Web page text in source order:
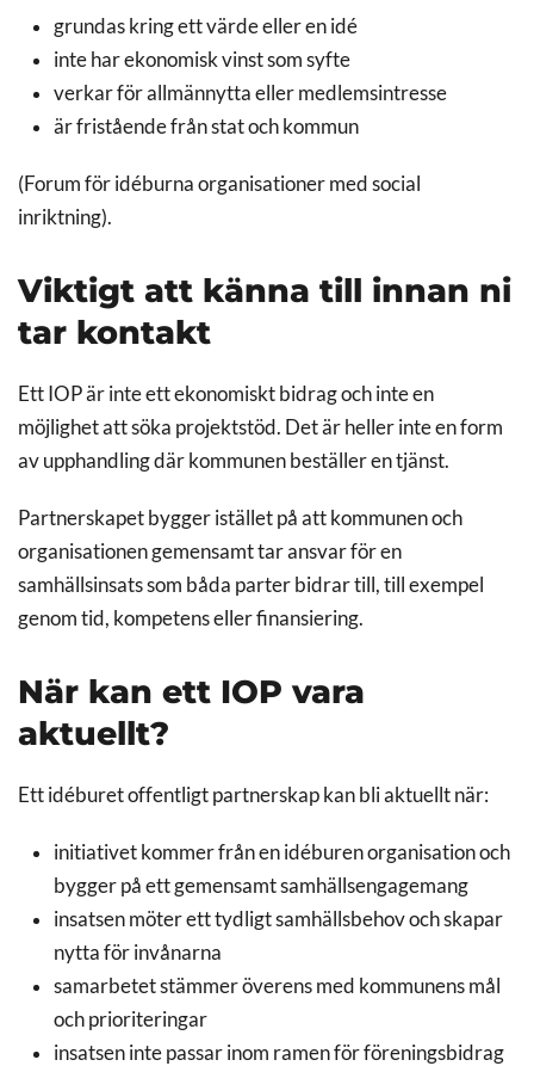
grundas kring ett värde eller en idé
inte har ekonomisk vinst som syfte
verkar för allmännytta eller medlemsintresse
är fristående från stat och kommun
(Forum för idéburna organisationer med social
inriktning).
Viktigt att känna till innan ni
tar kontakt
Ett IOP är inte ett ekonomiskt bidrag och inte en
möjlighet att söka projektstöd. Det är heller inte en form
av upphandling där kommunen beställer en tjänst.
Partnerskapet bygger istället på att kommunen och
organisationen gemensamt tar ansvar för en
samhällsinsats som båda parter bidrar till, till exempel
genom tid, kompetens eller finansiering.
När kan ett IOP vara
aktuellt?
Ett idéburet offentligt partnerskap kan bli aktuellt när:
initiativet kommer från en idéburen organisation och
bygger på ett gemensamt samhällsengagemang
insatsen möter ett tydligt samhällsbehov och skapar
nytta för invånarna
samarbetet stämmer överens med kommunens mål
och prioriteringar
insatsen inte passar inom ramen för föreningsbidrag